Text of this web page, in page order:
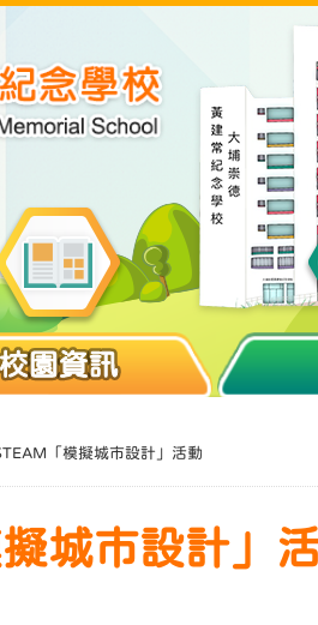
校園資訊
「模擬城市設計」活動
城市設計」